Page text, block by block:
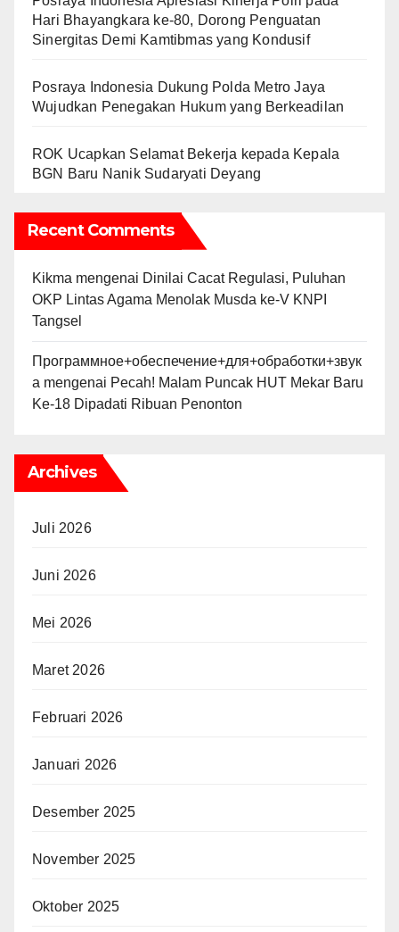
Hari Bhayangkara ke-80, Dorong Penguatan
Sinergitas Demi Kamtibmas yang Kondusif
Posraya Indonesia Dukung Polda Metro Jaya
Wujudkan Penegakan Hukum yang Berkeadilan
ROK Ucapkan Selamat Bekerja kepada Kepala
BGN Baru Nanik Sudaryati Deyang
Recent Comments
Kikma mengenai Dinilai Cacat Regulasi, Puluhan
OKP Lintas Agama Menolak Musda ke-V KNPI
Tangsel
Программное+обеспечение+для+обработки+звук
а mengenai Pecah! Malam Puncak HUT Mekar Baru
Ke-18 Dipadati Ribuan Penonton
Archives
Juli 2026
Juni 2026
Mei 2026
Maret 2026
Februari 2026
Januari 2026
Desember 2025
November 2025
Oktober 2025